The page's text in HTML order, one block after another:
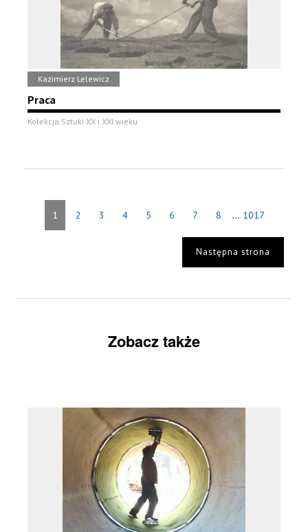
Kazimierz Lelewicz
Praca
Kolekcja Sztuki XX i XXI wieku
1 2 3 4 5 6 7 8 ... 1017
Następna strona
Zobacz także